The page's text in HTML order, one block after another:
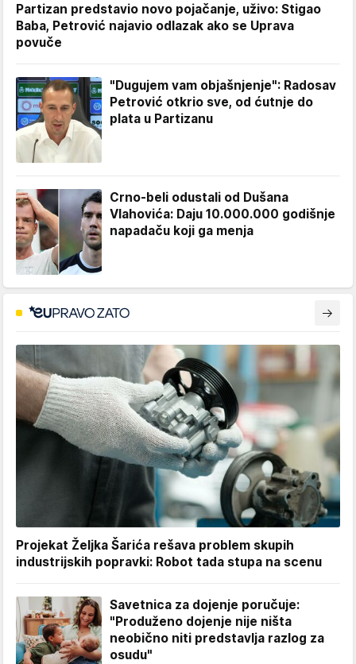
Partizan predstavio novo pojačanje, uživo: Stigao
Baba, Petrović najavio odlazak ako se Uprava
povuče
"Dugujem vam objašnjenje": Radosav
Petrović otkrio sve, od ćutnje do
plata u Partizanu
Crno-beli odustali od Dušana
Vlahovića: Daju 10.000.000 godišnje
napadaču koji ga menja
Projekat Željka Šarića rešava problem skupih
industrijskih popravki: Robot tada stupa na scenu
Savetnica za dojenje poručuje:
"Produženo dojenje nije ništa
neobično niti predstavlja razlog za
osudu"